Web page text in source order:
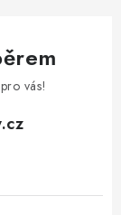
OŘECHY
/
vás!